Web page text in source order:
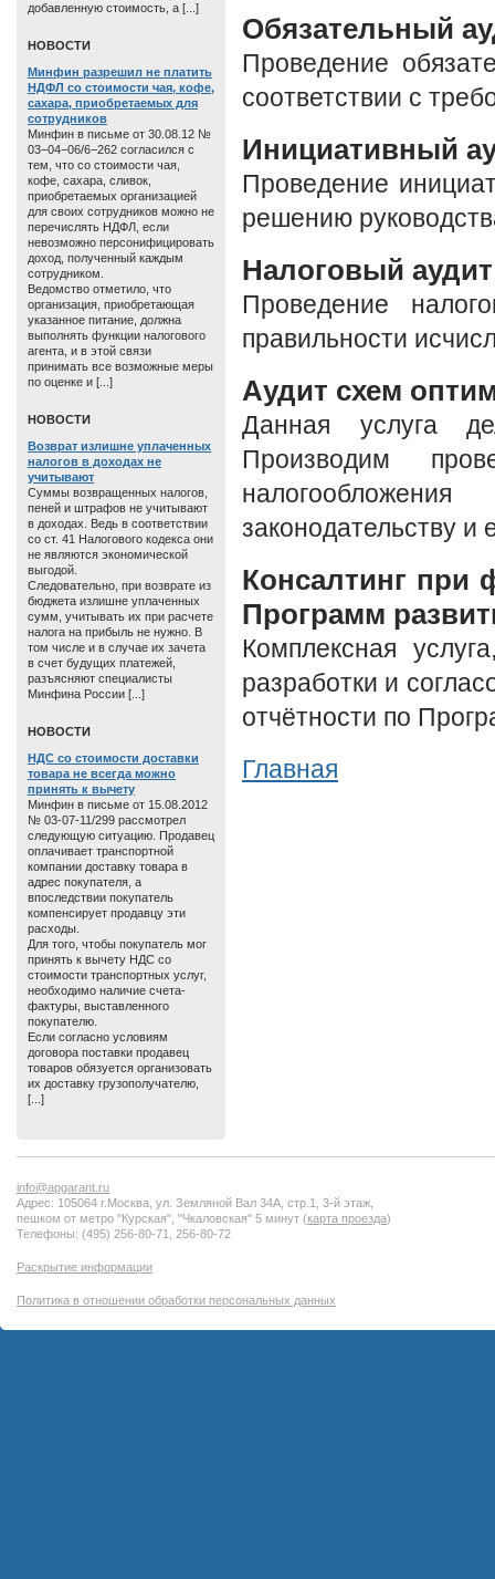
Обязательный
Проведение
соответствии с
Инициативный
Проведение
решению
Налоговый аудит
Проведение
правильности
Аудит схем
Данная услуга
Производим
законодательству
Консалтинг
Программ
Комплексная
разработки и
отчётности по
Главная
добавленную стоимость, а [...]
HОВОСТИ
Минфин разрешил не платить
НДФЛ со стоимости чая, кофе,
сахара, приобретаемых для
сотрудников
Минфин в письме от 30.08.12 №
03−04−06/6−262 согласился с
тем, что со стоимости чая,
кофе, сахара, сливок,
приобретаемых организацией
для своих сотрудников можно не
перечислять НДФЛ, если
невозможно персонифицировать
доход, полученный каждым
сотрудником.
Ведомство отметило, что
организация, приобретающая
указанное питание, должна
выполнять функции налогового
агента, и в этой связи
принимать все возможные меры
по оценке и [...]
HОВОСТИ
Возврат излишне уплаченных
налогов в доходах не
учитывают
Суммы возвращенных налогов,
пеней и штрафов не учитывают
в доходах. Ведь в соответствии
со ст. 41 Налогового кодекса они
не являются экономической
выгодой.
Следовательно, при возврате из
бюджета излишне уплаченных
сумм, учитывать их при расчете
налога на прибыль не нужно. В
том числе и в случае их зачета
в счет будущих платежей,
разъясняют специалисты
Минфина России [...]
HОВОСТИ
НДС со стоимости доставки
товара не всегда можно
принять к вычету
Минфин в письме от 15.08.2012
№ 03-07-11/299 рассмотрел
следующую ситуацию. Продавец
оплачивает транспортной
компании доставку товара в
адрес покупателя, а
впоследствии покупатель
компенсирует продавцу эти
расходы.
Для того, чтобы покупатель мог
принять к вычету НДС со
стоимости транспортных услуг,
необходимо наличие счета-
фактуры, выставленного
покупателю.
Если согласно условиям
договора поставки продавец
товаров обязуется организовать
их доставку грузополучателю,
[...]
info@apgarant.ru
Адрес: 105064 г.Москва, ул. Земляной Вал 34А, стр.1, 3-й этаж,
пешком от метро "Курская", "Чкаловская" 5 минут (карта проезда)
Телефоны: (495) 256-80-71, 256-80-72
Раскрытие информации
Политика в отношении обработки персональных данных